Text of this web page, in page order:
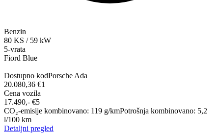
Benzin
80 KS / 59 kW
5-vrata
Fiord Blue
Dostupno kodPorsche Ada
20.080,36 €1
Cena vozila
17.490,-‍ €5
CO₂-emisije kombinovano: 119 g/kmPotrošnja kombinovano: 5,2
l/100 km
Detaljni pregled